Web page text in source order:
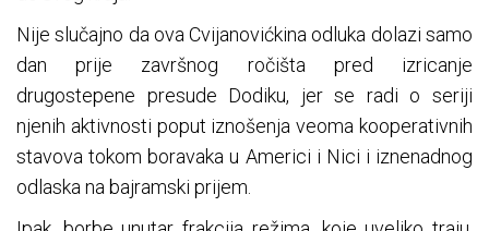
Nije slučajno da ova Cvijanovićkina odluka dolazi samo
dan prije završnog ročišta pred izricanje
drugostepene presude Dodiku, jer se radi o seriji
njenih aktivnosti poput iznošenja veoma kooperativnih
stavova tokom boravaka u Americi i Nici i iznenadnog
odlaska na bajramski prijem.